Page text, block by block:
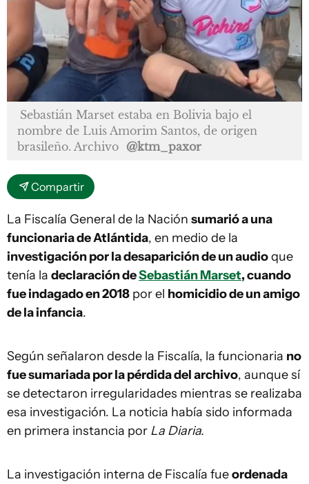
Sebastián Marset estaba en Bolivia bajo el
nombre de Luis Amorim Santos, de origen
brasileño. Archivo @ktm_paxor
Compartir
La Fiscalía General de la Nación sumarió a una
funcionaria de Atlántida, en medio de la
investigación por la desaparición de un audioque
tenía la declaración deSebastián Marset, cuando
fue indagado en 2018 por el homicidio de un amigo
de la infancia.
Según señalaron desde la Fiscalía, la funcionaria no
fue sumariada por la pérdida del archivo, aunque sí
se detectaron irregularidades mientras se realizaba
esa investigación. La noticia había sido informada
en primera instancia por La Diaria.
La investigación interna de Fiscalía fueordenada